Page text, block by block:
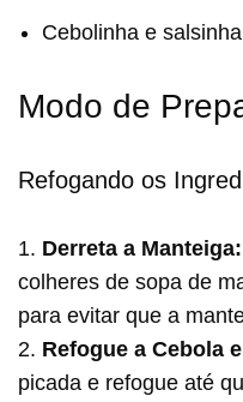
Cebolinha e
Modo de
Refogando os
1. Derreta a Manteiga:
colheres de sopa de
para evitar que a
2. Refogue a Cebola
picada e refogue até